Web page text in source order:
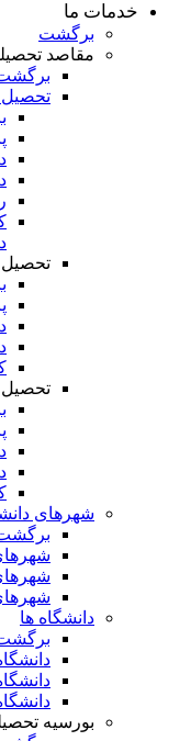
خدمات ما
برگشت
مقاصد
تحصیل
تحصیل
شهرهای
دانشگاه ها
بورسیه